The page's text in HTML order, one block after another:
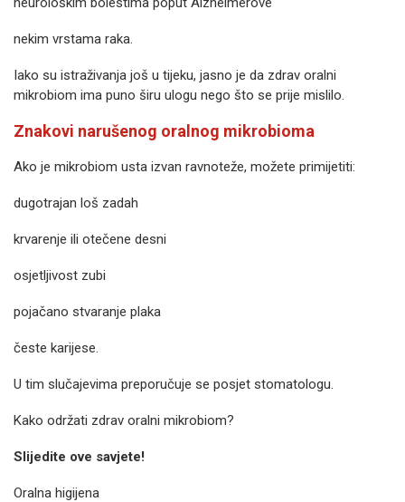
nekim vrstama raka.
Iako su istraživanja još u tijeku, jasno je da zdrav oralni
mikrobiom ima puno širu ulogu nego što se prije mislilo.
Znakovi narušenog oralnog mikrobioma
Ako je mikrobiom usta izvan ravnoteže, možete primijetiti:
dugotrajan loš zadah
krvarenje ili otečene desni
osjetljivost zubi
pojačano stvaranje plaka
česte karijese.
U tim slučajevima preporučuje se posjet stomatologu.
Kako održati zdrav oralni mikrobiom?
Slijedite ove savjete!
Oralna higijena